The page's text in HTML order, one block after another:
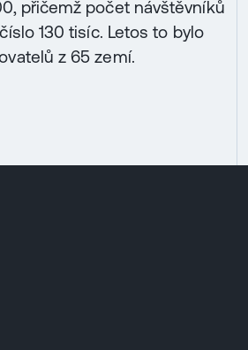
přičemž počet návštěvníků
130 tisíc. Letos to bylo
z 65 zemí.